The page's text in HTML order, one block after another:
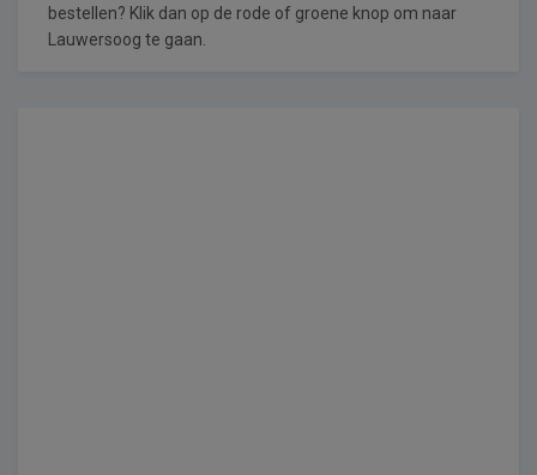
bestellen? Klik dan op de rode of groene knop om naar
Lauwersoog te gaan.